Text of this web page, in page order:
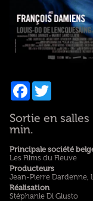
Facebook
Twitter
Sortie en
min.
Principale société
Les Films du Fleuve
Producteurs
Jean-Pierre Dardenne,
Réalisation
Stéphanie Di Giusto